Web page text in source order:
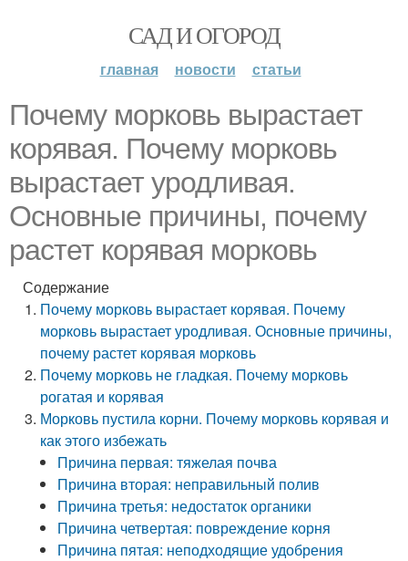
САД И ОГОРОД
главная новости статьи
Почему морковь вырастает
корявая. Почему морковь
вырастает уродливая.
Основные причины, почему
растет корявая морковь
Содержание
Почему морковь вырастает корявая. Почему
морковь вырастает уродливая. Основные причины,
почему растет корявая морковь
Почему морковь не гладкая. Почему морковь
рогатая и корявая
Морковь пустила корни. Почему морковь корявая и
как этого избежать
Причина первая: тяжелая почва
Причина вторая: неправильный полив
Причина третья: недостаток органики
Причина четвертая: повреждение корня
Причина пятая: неподходящие удобрения